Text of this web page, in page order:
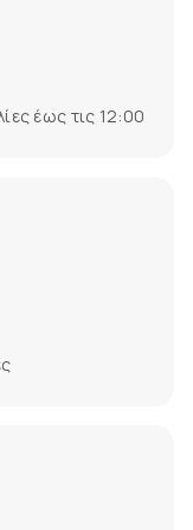
έως τις 12:00